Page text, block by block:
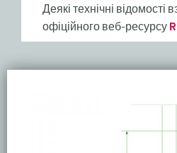
Деякі технічні відомості
офіційного веб-ресурсу